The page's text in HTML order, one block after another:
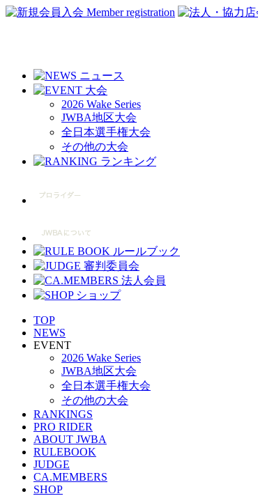
2026 Wake Series
JWBA地区大会
全日本選手権大会
その他の大会
TOP
NEWS
EVENT
2026 Wake Series
JWBA地区大会
全日本選手権大会
その他の大会
RANKINGS
PRO RIDER
ABOUT JWBA
RULEBOOK
JUDGE
CA.MEMBERS
SHOP